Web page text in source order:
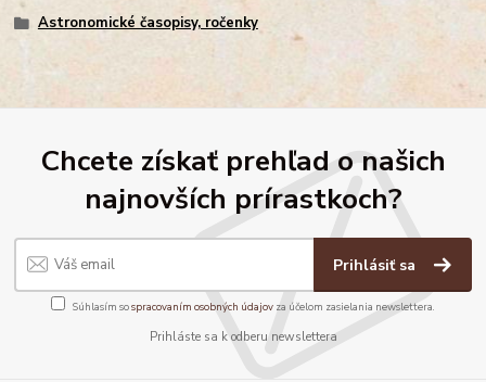
Astronomické časopisy, ročenky
Chcete získať prehľad o našich
najnovších prírastkoch?
Prihlásiť sa
Súhlasím sospracovaním osobných údajov za účelom zasielania newslettera.
Prihláste sa k odberu newslettera